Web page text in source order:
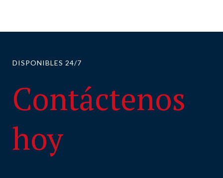
DISPONIBLES 24/7
Contáctenos
hoy